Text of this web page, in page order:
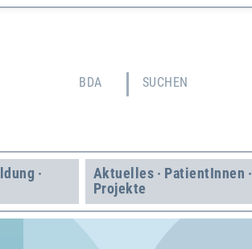
BDA SUCHEN
·
Aktuelles · Patient­Innen ·
Projekte